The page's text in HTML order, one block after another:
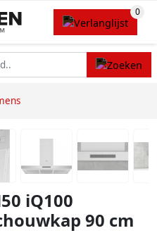
iQ100
90 cm